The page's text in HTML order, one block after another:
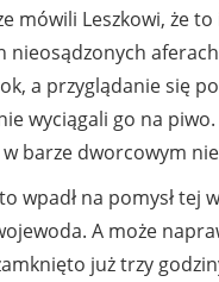
mówili Leszkowi, że
nieosądzonych
a przyglądanie się
wyciągali go na
w barze dworcowym
wpadł na pomysł tej
A może
już trzy